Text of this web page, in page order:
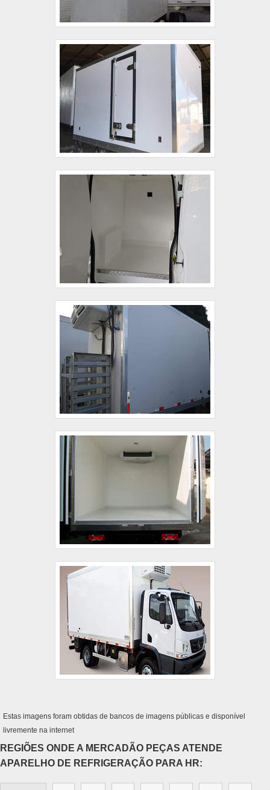
Estas imagens foram obtidas de bancos de imagens públicas e disponível
livremente na internet
REGIÕES ONDE A MERCADÃO PEÇAS ATENDE
APARELHO DE REFRIGERAÇÃO PARA HR: